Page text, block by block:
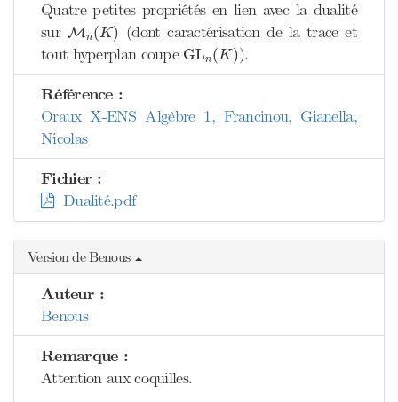
Quatre petites propriétés en lien avec la dualité
sur Mn(K)
Mn (K)
(dont caractérisation de la trace et
tout hyperplan coupe GLn(K)
GL n( K)).
Référence :
Oraux X-ENS Algèbre 1, Francinou, Gianella,
Nicolas
Fichier :
Dualité.pdf
Version de Benous
Auteur :
Benous
Remarque :
Attention aux coquilles.